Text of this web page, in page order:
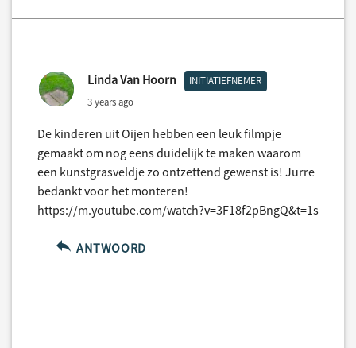
Linda Van Hoorn INITIATIEFNEMER
3 years ago
De kinderen uit Oijen hebben een leuk filmpje
gemaakt om nog eens duidelijk te maken waarom
een kunstgrasveldje zo ontzettend gewenst is! Jurre
bedankt voor het monteren!
https://m.youtube.com/watch?v=3F18f2pBngQ&t=1s
ANTWOORD